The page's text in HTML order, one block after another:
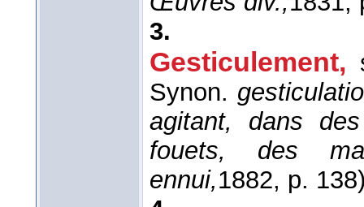
3.
Gesticulement,
Synon.
agitant, dans
fouets, des
ennui,1882, p.